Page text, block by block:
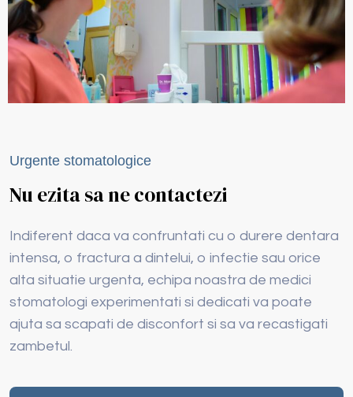
Urgente stomatologice
Nu ezita sa ne contactezi
Indiferent daca va confruntati cu o durere dentara
intensa, o fractura a dintelui, o infectie sau orice
alta situatie urgenta, echipa noastra de medici
stomatologi experimentati si dedicati va poate
ajuta sa scapati de disconfort si sa va recastigati
zambetul.